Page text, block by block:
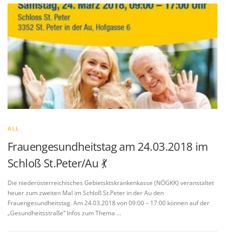
ALL
Frauengesundheitstag am 24.03.2018 im
Schloß St.Peter/Au 💃
Die niederösterreichisches Gebietsktskrankenkasse (NÖGKK) veranstaltet
heuer zum zweiten Mal im Schloß St.Peter in der Au den
Frauengesundheitstag. Am 24.03.2018 von 09:00 – 17:00 können auf der
„Gesundheitsstraße“ Infos zum Thema …